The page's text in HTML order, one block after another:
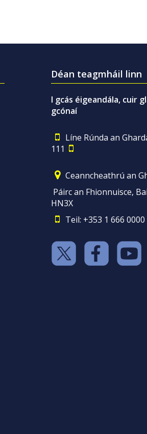
Déan teagmháil linn
I gcás éigeandála, cuir
gcónaí
Líne Rúnda an
111
Ceanncheathrú an
Páirc an Fhionnuisce,
HN3X
Teil: +353 1 666 0000